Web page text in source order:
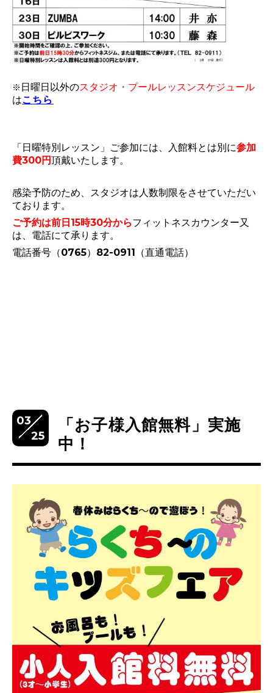
※ 日曜日以外のスタジオ・プールレッスンスケジュール
はこちら
「日曜特別レッスン」ご参加には、入館料とは別に参加
費300円頂戴いたします。
感染予防のため、スタジオは人数制限をさせていただい
ております。
ご予約は前日15時30分からフィットネスカウンター又
は、電話にて承ります。
電話番号（0765）82-0911（直通電話）
03
25
「お子様入館無料」実施
中！